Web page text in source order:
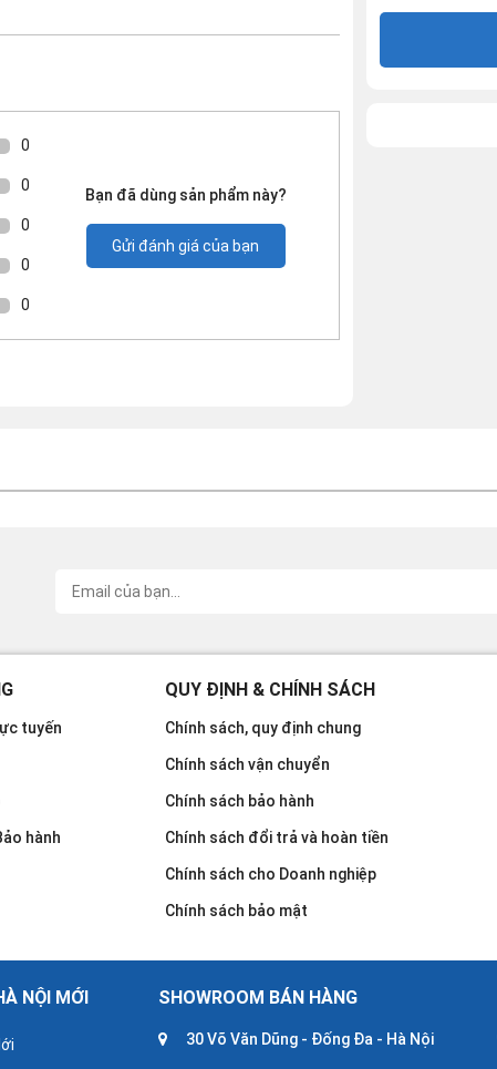
0
0
0
0
0
Bạn đã dùng sản phẩm này?
Gửi đánh giá của bạn
tuyến
hành
QUY ĐỊNH & CHÍNH SÁCH
Chính sách, quy định chung
Chính sách vận chuyển
Chính sách bảo hành
Chính sách đổi trả và hoàn tiền
Chính sách cho Doanh nghiệp
Chính sách bảo mật
NỘI MỚI SHOWROOM BÁN HÀNG
30 Võ Văn Dũng - Đống Đa - Hà Nội